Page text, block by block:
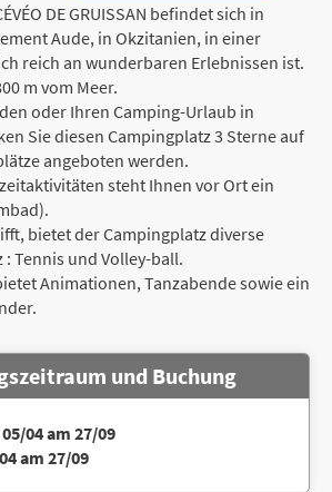
DE GRUISSAN befindet sich in
Aude, in Okzitanien, in einer
reich an wunderbaren Erlebnissen ist.
m vom Meer.
oder Ihren Camping-Urlaub in
Sie diesen Campingplatz 3 Sterne auf
angeboten werden.
steht Ihnen vor Ort ein
bietet der Campingplatz diverse
Tennis und Volley-ball.
Animationen, Tanzabende sowie ein
und Buchung
04 am 27/09
am 27/09